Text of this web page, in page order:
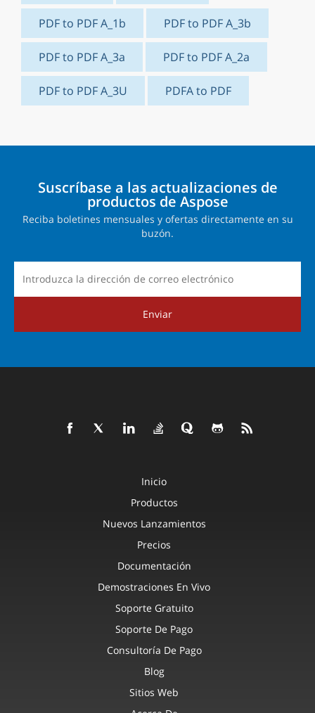
PDF to PDF A_1b PDF to PDF A_3b
PDF to PDF A_3a PDF to PDF A_2a
PDF to PDF A_3U PDFA to PDF
Suscríbase a las actualizaciones de
productos de Aspose
Reciba boletines mensuales y ofertas directamente en su
buzón.
Enviar
Inicio
Productos
Nuevos Lanzamientos
Precios
Documentación
Demostraciones En Vivo
Soporte Gratuito
Soporte De Pago
Consultoría De Pago
Blog
Sitios Web